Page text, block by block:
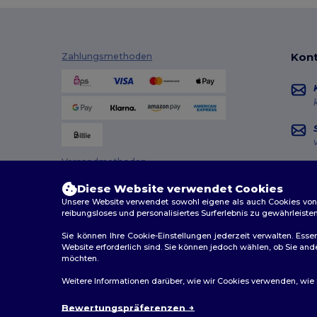
Zahlungsmethoden
Versandmethoden
2026. Alle Rechte vorbehalten
Diese Website verwendet Cookies
Unsere Website verwendet sowohl eigene als auch Cookies
reibungsloses und personalisiertes Surferlebnis zu
Sie können Ihre Cookie-Einstellungen jederzeit verwalten.
Website erforderlich sind. Sie können jedoch wählen, ob Sie
möchten.
Weitere Informationen darüber, wie wir Cookies verwenden,
Bewertungspräferenzen